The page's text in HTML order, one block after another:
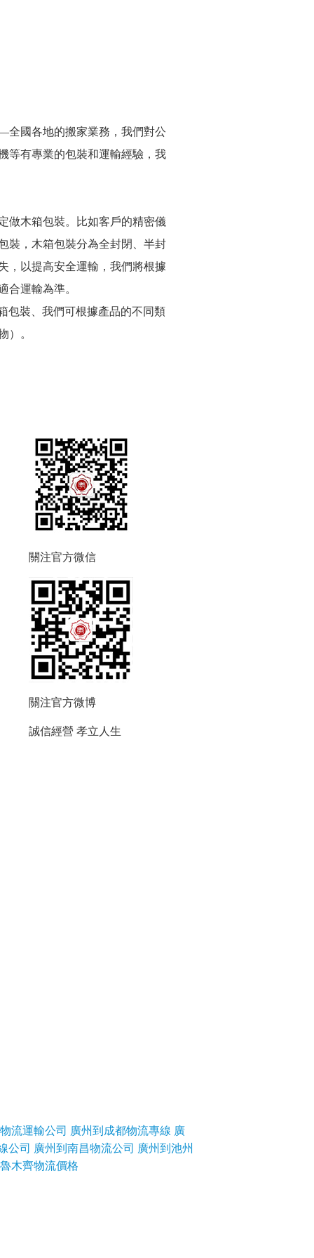
國各地的搬家業務，我們對公
等有專業的包裝和運輸經驗，我
做木箱包裝。比如客戶的精密儀
裝，木箱包裝分為全封閉、半封
，以提高安全運輸，我們將根據
合運輸為準。
包裝、我們可根據產品的不同類
）。
關注官方微信
關注官方微博
誠信經營孝立人生
流運輸公司 廣州到成都物流專線 廣
公司 廣州到南昌物流公司 廣州到池州
木齊物流價格